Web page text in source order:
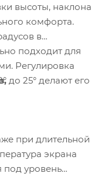
высоты, наклона
комфорта.
в
подходит для
Регулировка
до 25° делают его
при длительной
экрана
под уровень